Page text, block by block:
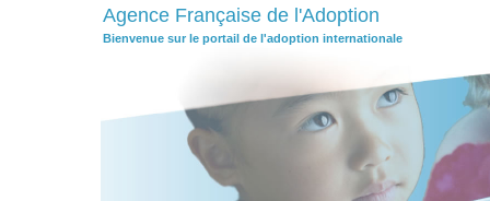
Agence Française de l'Adoption
Bienvenue sur le portail de l'adoption internationale